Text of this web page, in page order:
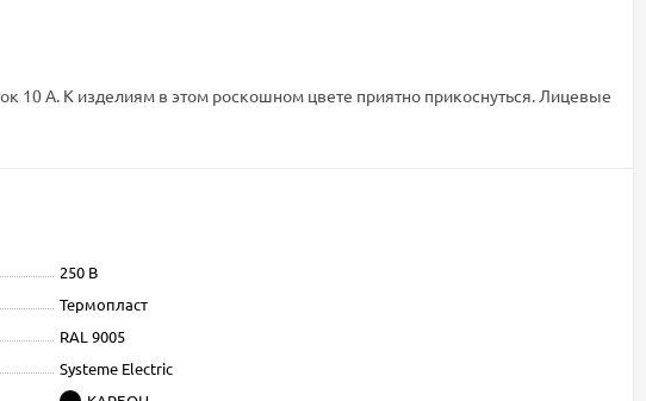
10 А. К изделиям в этом роскошном цвете приятно прикоснуться. Лицевые
250 В
Термопласт
RAL 9005
Systeme Electric